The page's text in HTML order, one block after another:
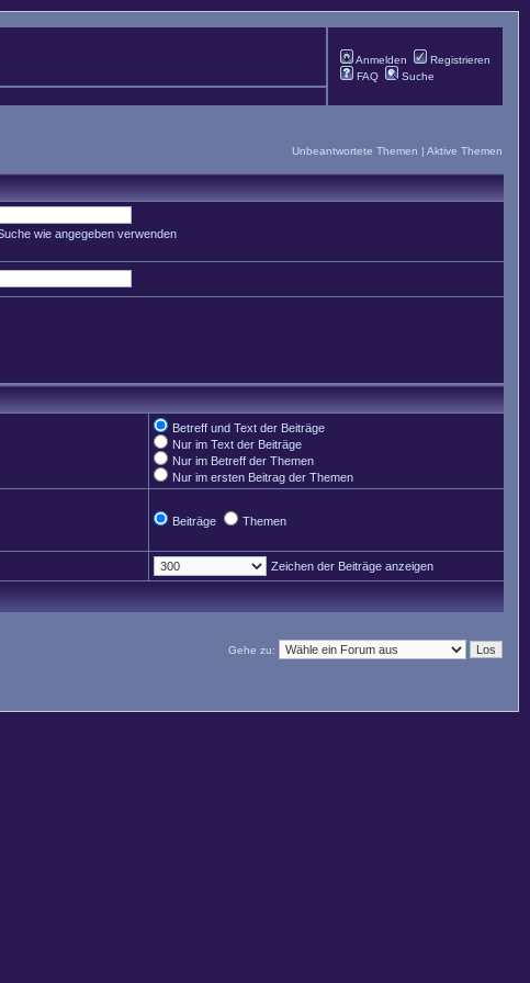
Anmelden
Registrieren
FAQ
Suche
Unbeantwortete Themen | Aktive Themen
wie angegeben verwenden
Betreff und Text der Beiträge
Nur im Text der Beiträge
Nur im Betreff der Themen
Nur im ersten Beitrag der Themen
Beiträge Themen
Zeichen der Beiträge anzeigen
Gehe zu: